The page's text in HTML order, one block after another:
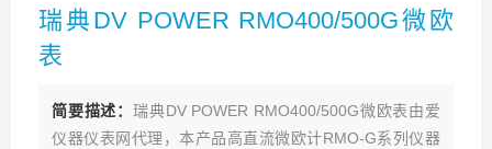
瑞典DV POWER RMO400/500G微欧
表
简要描述： 瑞典DV POWER RMO400/500G微欧表由爱
仪器仪表网代理，本产品高直流微欧计RMO-G系列仪器